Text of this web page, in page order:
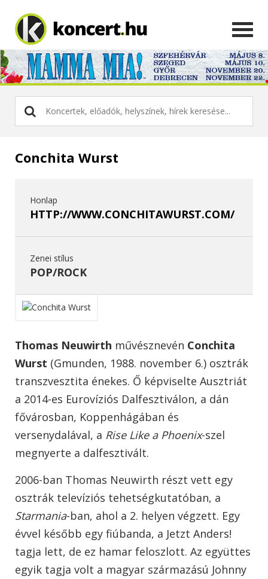
Conchita Wurst
Honlap
HTTP://WWW.CONCHITAWURST.COM/
Zenei stílus
POP/ROCK
Thomas Neuwirth művésznevén Conchita
Wurst (Gmunden, 1988. november 6.) osztrák
transzvesztita énekes. Ő képviselte Ausztriát
a 2014-es Eurovíziós Dalfesztiválon, a dán
fővárosban, Koppenhágában és
versenydalával, a Rise Like a Phoenix-szel
megnyerte a dalfesztivált.
2006-ban Thomas Neuwirth részt vett egy
osztrák televíziós tehetségkutatóban, a
Starmania-ban, ahol a 2. helyen végzett. Egy
évvel később egy fiúbanda, a Jetzt Anders!
tagja lett, de ez hamar feloszlott. Az együttes
egyik tagja volt a magyar származású Johnny